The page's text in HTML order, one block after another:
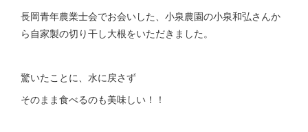
SNS
長岡青年農業士会でお会いした、小泉農園の小泉和弘さんか
ら自家製の切り干し大根をいただきました。
驚いたことに、水に戻さず
そのまま食べるのも美味しい！！